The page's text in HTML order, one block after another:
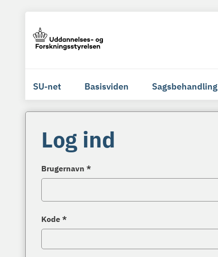
SU-net Basisviden Sagsbehandling
Log ind
Brugernavn *
Kode *